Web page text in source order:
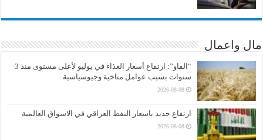
مال واعمال
“الفاو”: ارتفاع أسعار الغذاء في يوليو لأعلى مستوى منذ 3
سنوات بسبب عوامل مناخية وجيوسياسية
2026-08-08
ارتفاع جديد باسعار النفط العراقي في الاسواق العالمية
2026-08-08